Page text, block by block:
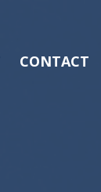
CONTACT